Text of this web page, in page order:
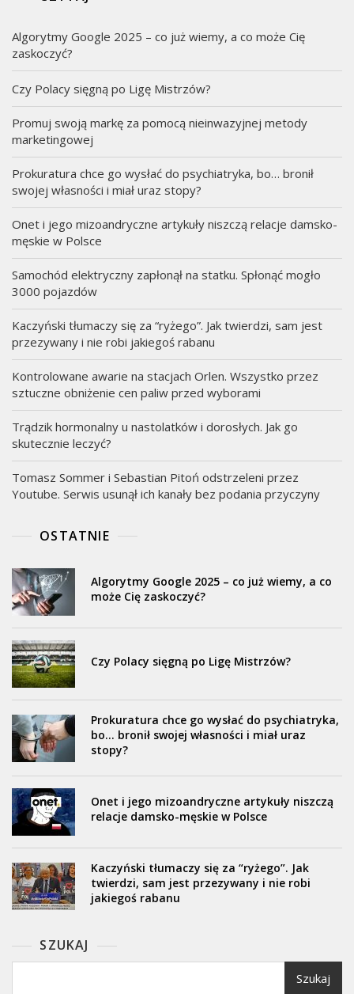
Algorytmy Google 2025 – co już wiemy, a co może Cię
zaskoczyć?
Czy Polacy sięgną po Ligę Mistrzów?
Promuj swoją markę za pomocą nieinwazyjnej metody
marketingowej
Prokuratura chce go wysłać do psychiatryka, bo… bronił
swojej własności i miał uraz stopy?
Onet i jego mizoandryczne artykuły niszczą relacje damsko-
męskie w Polsce
Samochód elektryczny zapłonął na statku. Spłonąć mogło
3000 pojazdów
Kaczyński tłumaczy się za “ryżego”. Jak twierdzi, sam jest
przezywany i nie robi jakiegoś rabanu
Kontrolowane awarie na stacjach Orlen. Wszystko przez
sztuczne obniżenie cen paliw przed wyborami
Trądzik hormonalny u nastolatków i dorosłych. Jak go
skutecznie leczyć?
Tomasz Sommer i Sebastian Pitoń odstrzeleni przez
Youtube. Serwis usunął ich kanały bez podania przyczyny
OSTATNIE
Algorytmy Google 2025 – co już wiemy, a co
może Cię zaskoczyć?
Czy Polacy sięgną po Ligę Mistrzów?
Prokuratura chce go wysłać do psychiatryka,
bo… bronił swojej własności i miał uraz
stopy?
Onet i jego mizoandryczne artykuły niszczą
relacje damsko-męskie w Polsce
Kaczyński tłumaczy się za “ryżego”. Jak
twierdzi, sam jest przezywany i nie robi
jakiegoś rabanu
SZUKAJ
Szukaj